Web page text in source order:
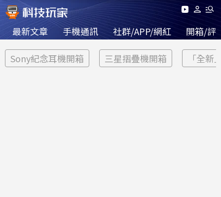
最新文章 手機通訊 社群/APP/網紅 開箱/評
Sony紀念耳機開箱 三星摺疊機開箱 「全新